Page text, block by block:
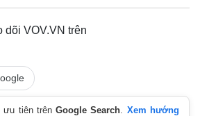
Tỷ giá
dõi VOV.VN trên
ưu tiên trênGoogle Search
Xem hướng